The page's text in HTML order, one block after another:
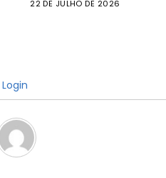
22 DE JULHO DE 2026
Login